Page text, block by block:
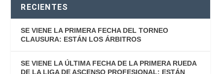
RECIENTES
SE VIENE LA PRIMERA FECHA DEL TORNEO
CLAUSURA: ESTÁN LOS ÁRBITROS
SE VIENE LA ÚLTIMA FECHA DE LA PRIMERA RUEDA
DE LA LIGA DE ASCENSO PROFESIONAL: ESTÁN